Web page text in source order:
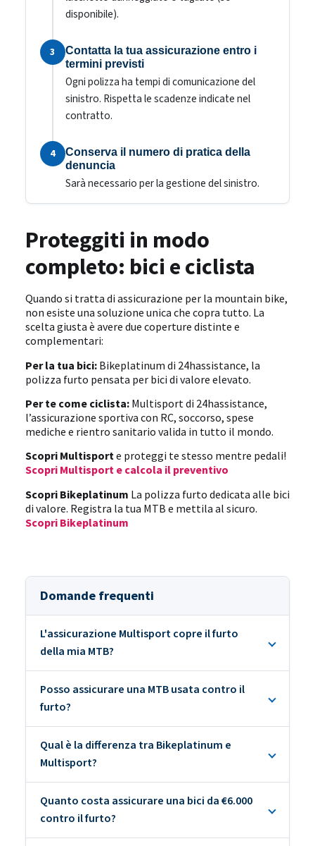
disponibile).
3
Contatta la tua assicurazione entro i
termini previsti
Ogni polizza ha tempi di comunicazione del
sinistro. Rispetta le scadenze indicate nel
contratto.
4
Conserva il numero di pratica della
denuncia
Sarà necessario per la gestione del sinistro.
Proteggiti in modo
completo: bici e ciclista
Quando si tratta di assicurazione per la mountain bike,
non esiste una soluzione unica che copra tutto. La
scelta giusta è avere due coperture distinte e
complementari:
Per la tua bici:Bikeplatinum di 24hassistance, la
polizza furto pensata per bici di valore elevato.
Per te come ciclista:Multisport di 24hassistance,
l’assicurazione sportiva con RC, soccorso, spese
mediche e rientro sanitario valida in tutto il mondo.
Scopri Multisporte proteggi te stesso mentre pedali!
Scopri Multisport e calcola il preventivo
Scopri Bikeplatinum La polizza furto dedicata alle bici
di valore. Registra la tua MTB e mettila al sicuro.
Scopri Bikeplatinum
Domande frequenti
L'assicurazione Multisport copre il furto
della mia MTB?
Posso assicurare una MTB usata contro il
furto?
Qual è la differenza tra Bikeplatinum e
Multisport?
Quanto costa assicurare una bici da €6.000
contro il furto?